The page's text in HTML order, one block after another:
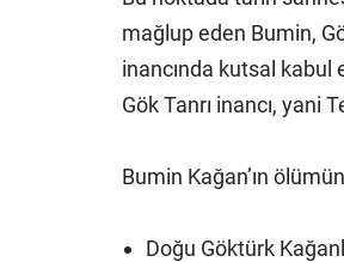
mağlup eden Bumin,
inancında kutsal kabul
Gök Tanrı inancı, yani
Bumin Kağan’ın
Doğu Göktürk